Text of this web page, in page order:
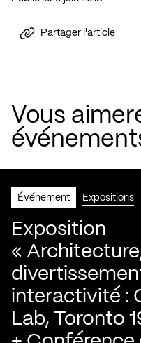
Partager l'article
Vous
Événement Expositions
Exposition
«
interactivité :
Lab, Toronto